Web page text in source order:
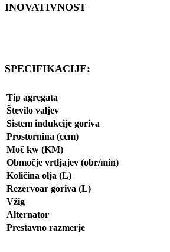
INOVATIVNOST
SPECIFIKACIJE:
Tip agregata
Število valjev
Sistem indukcije goriva
Prostornina (ccm)
Moč kw (KM)
Območje vrtljajev (obr/min)
Količina olja (L)
Rezervoar goriva (L)
Vžig
Alternator
Prestavno razmerje